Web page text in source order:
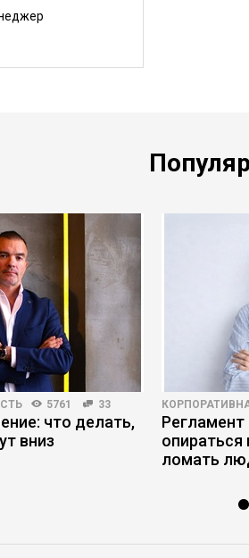
5761 33
что делать,
вниз
Регламент
опираться
ломать